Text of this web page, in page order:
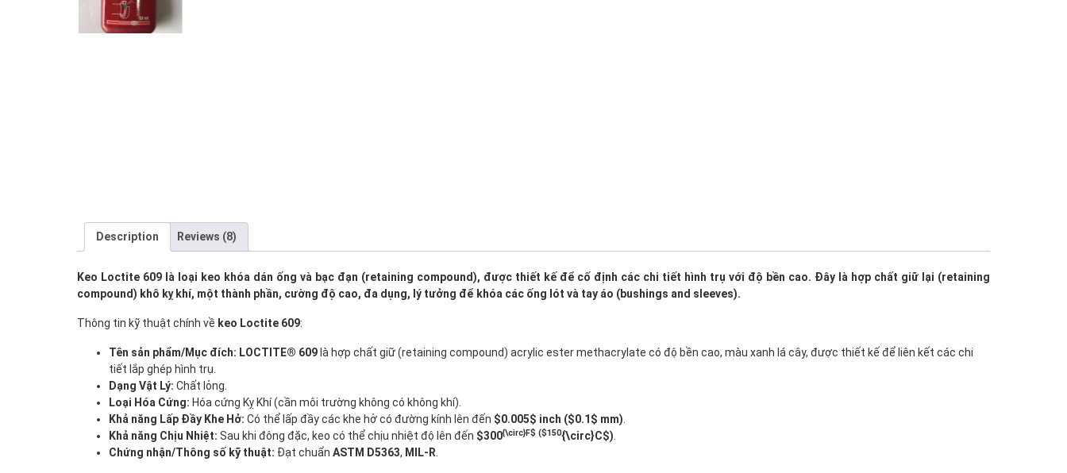
Description Reviews (8)
Keo Loctite 609 là loại keo khóa dán ống và bạc đạn (retaining compound), được thiết kế để cố định các chi tiết hình trụ với độ bền cao. Đây là hợp chất giữ lại (retaining
compound) khô kỵ khí, một thành phần, cường độ cao, đa dụng, lý tưởng để khóa các ống lót và tay áo (bushings and sleeves).
Thông tin kỹ thuật chính về keo Loctite 609:
Tên sản phẩm/Mục đích: LOCTITE® 609 là hợp chất giữ (retaining compound) acrylic ester methacrylate có độ bền cao, màu xanh lá cây, được thiết kế để liên kết các chi
tiết lắp ghép hình trụ.
Dạng Vật Lý: Chất lỏng.
Loại Hóa Cứng: Hóa cứng Kỵ Khí (cần môi trường không có không khí).
Khả năng Lấp Đầy Khe Hở: Có thể lấp đầy các khe hở có đường kính lên đến $0.005$ inch ($0.1$ mm).
Khả năng Chịu Nhiệt: Sau khi đông đặc, keo có thể chịu nhiệt độ lên đến $300{\circ}F$ ($150{\circ}C$).
Chứng nhận/Thông số kỹ thuật: Đạt chuẩn ASTM D5363, MIL-R.